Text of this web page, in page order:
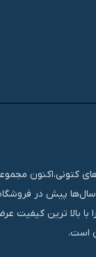
فروش کفش های
سال‌ها پیش در
با بالا ترین
است.